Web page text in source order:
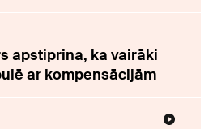
apstiprina, ka vairāki
ar kompensācijām